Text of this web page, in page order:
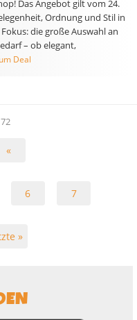
Das Angebot gilt vom 24.
Ordnung und Stil in
die große Auswahl an
– ob elegant,
Deal
«
6
7
»